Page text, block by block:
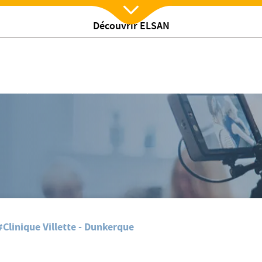
Découvrir ELSAN
Fantastique
Nx:Afficher menu
Clinique Villette a participé à l'opération Ma Clinique est Fantastique
Villette - Dunkerque